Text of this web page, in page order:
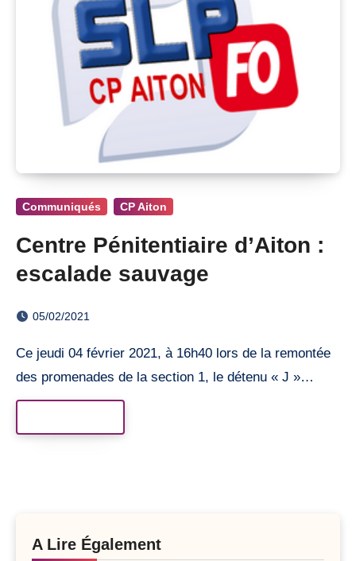
Communiqués CP Aiton
Centre Pénitentiaire d’Aiton :
escalade sauvage
05/02/2021
Ce jeudi 04 février 2021, à 16h40 lors de la remontée
des promenades de la section 1, le détenu « J »…
A Lire Également